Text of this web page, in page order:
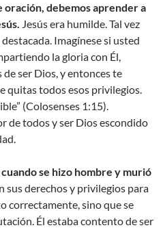
oración, debemos aprender a
Jesús era humilde. Tal vez
Imagínese si usted
la gloria con Él,
ser Dios, y entonces te
quitas todos esos privilegios.
(Colosenses 1:15).
de todos y ser Dios escondido
se hizo hombre y murió
sus derechos y privilegios para
correctamente, sino que se
Él estaba contento de ser